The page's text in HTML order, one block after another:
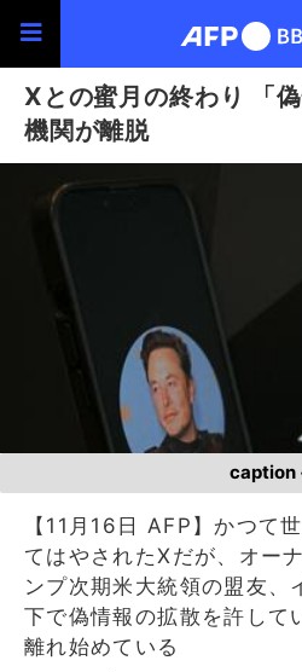
Xとの蜜月の終わり 「
機関が離脱
caption
【11月16日 AFP】かつて
てはやされたXだが、オー
ンプ次期米大統領の盟友、
下で偽情報の拡散を許して
離れ始めている